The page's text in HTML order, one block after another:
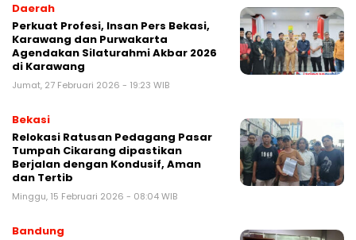
Daerah
Perkuat Profesi, Insan Pers Bekasi,
Karawang dan Purwakarta
Agendakan Silaturahmi Akbar 2026
di Karawang
Jumat, 27 Februari 2026 - 19:23 WIB
Bekasi
Relokasi Ratusan Pedagang Pasar
Tumpah Cikarang dipastikan
Berjalan dengan Kondusif, Aman
dan Tertib
Minggu, 15 Februari 2026 - 08:04 WIB
Bandung